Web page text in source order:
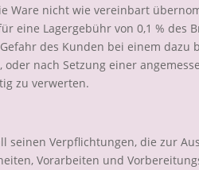
nicht wie vereinbart
eine Lagergebühr von 0,1 % des
des Kunden bei einem dazu
nach Setzung einer
zu verwerten.
seinen Verpflichtungen, die zur
Vorarbeiten und